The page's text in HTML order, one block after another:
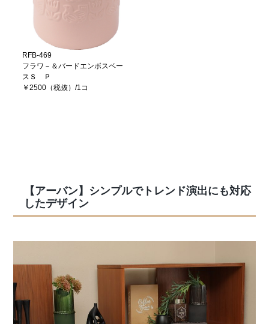
RFB-469
フラワ－＆バードエンボスベー
スＳ Ｐ
￥2500（税抜）/1コ
【アーバン】シンプルでトレンド演出にも対応
したデザイン